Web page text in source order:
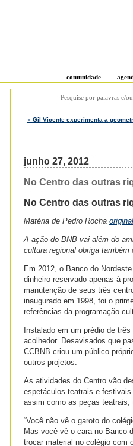
comunidade
Pesquise por palavras e/
« Gil Vicente experimenta a
junho 27, 2012
No Centro das outras
No Centro das outras
Matéria de Pedro Rocha
A ação do BNB vai além do
cultura regional obriga
Em 2012, o Banco do
dinheiro reservado apenas à
manutenção de seus três
inaugurado em 1998, foi o
referências da programação
Instalado em um prédio de
acolhedor. Desavisados que
CCBNB criou um público
outros projetos.
As atividades do Centro vão
espetáculos teatrais e
assim como as peças teatrais,
“Você não vê o garoto do
Mas você vê o cara no Banco
trocar material no colégio com